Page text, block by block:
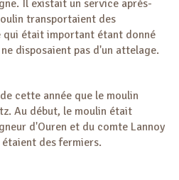
Il existait un service après-
transportaient des
qui était important étant donné
disposaient pas d'un attelage.
cette année que le moulin
Au début, le moulin était
d'Ouren et du comte Lannoy
étaient des fermiers.